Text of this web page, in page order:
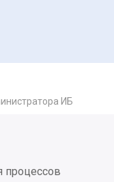
ИБ
процессов